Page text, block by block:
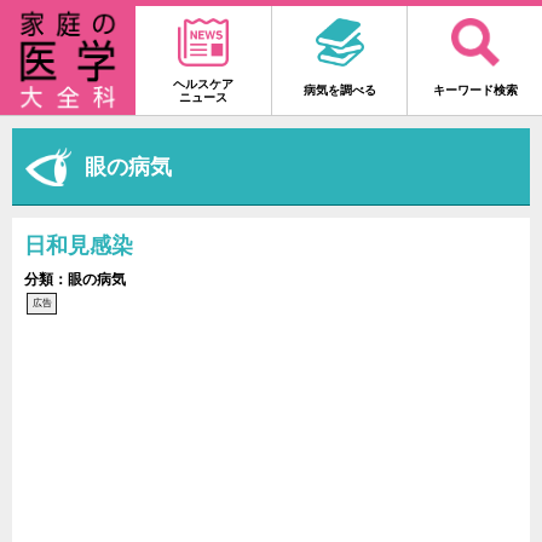
ヘルスケア
ニュース
病気を調べる キーワード検索
眼の病気
日和見感染
分類：眼の病気
広告